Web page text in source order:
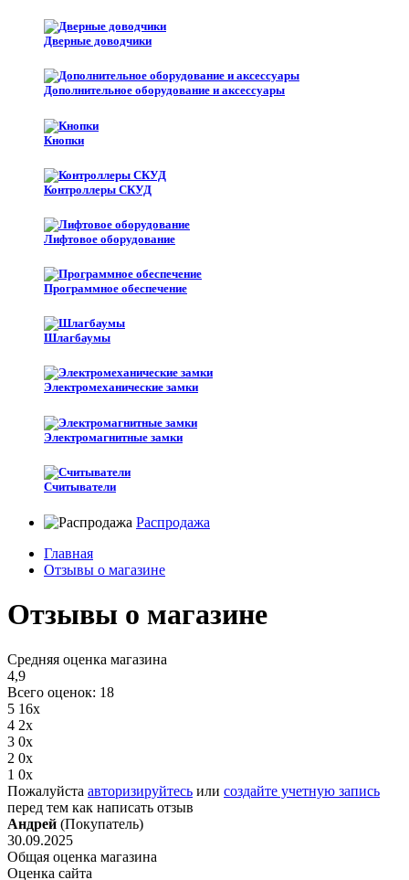
Дверные доводчики
Дополнительное оборудование и аксессуары
Кнопки
Контроллеры СКУД
Лифтовое оборудование
Программное обеспечение
Шлагбаумы
Электромеханические замки
Электромагнитные замки
Считыватели
Распродажа
Главная
Отзывы о магазине
Отзывы о магазине
Средняя оценка магазина
4,9
Всего оценок: 18
5 16x
4 2x
3 0x
2 0x
1 0x
Пожалуйста авторизируйтесь или создайте учетную запись
перед тем как написать отзыв
Андрей (Покупатель)
30.09.2025
Общая оценка магазина
Оценка сайта